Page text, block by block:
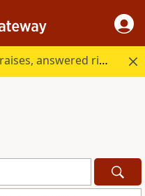
Every question Bible study raises, answered right here.